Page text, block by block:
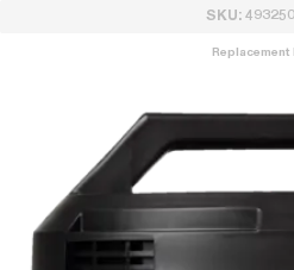
SKU:
Replacement